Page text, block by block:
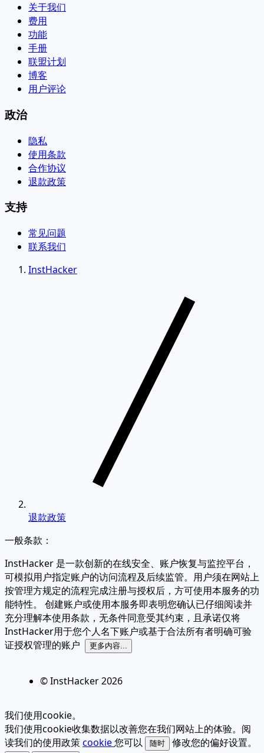
关于我们
费用
功能
手册
联盟计划
博客
用户评论
政治
隐私
使用条款
合作协议
退款政策
支持
常见问题
联系我们
InstHacker
退款政策
一般条款：
InstHacker 是一款创新的在线安全、账户恢复与监控平台，
可模拟用户指定账户的访问流程及后续监管。用户须在网站上
按管理方规定的流程完成注册与授权后，方可使用本服务的功
能特性。 创建账户或使用本服务即表明您确认已仔细阅读并
充分理解本使用条款，无条件同意受其约束，且承诺仅将
InstHacker用于您个人名下账户或基于合法所有者明确可验
证授权管理的账户
更多内容...
© InstHacker2026
我们使用cookie。
我们使用cookie收集数据以改善您在我们网站上的体验。阅
读我们的使用政策cookie您可以 随时 修改您的偏好设置。